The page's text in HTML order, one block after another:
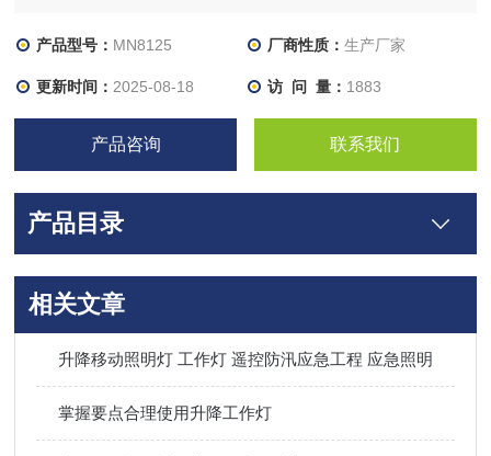
产品型号： MN8125 厂商性质： 生产厂家
更新时间： 2025-08-18 访 问 量： 1883
产品咨询 联系我们
产品目录
相关文章
升降移动照明灯 工作灯 遥控防汛应急工程 应急照明
掌握要点合理使用升降工作灯